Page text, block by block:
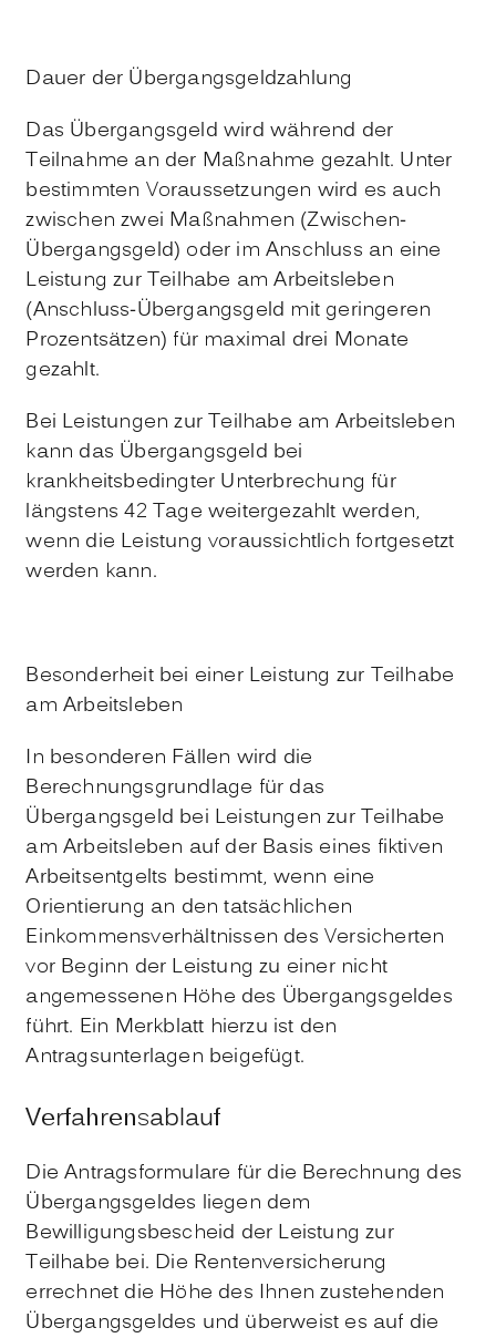
Dauer der Übergangsgeldzahlung
Das Übergangsgeld wird während der
Teilnahme an der Maßnahme gezahlt. Unter
bestimmten Voraussetzungen wird es auch
zwischen zwei Maßnahmen (Zwischen-
Übergangsgeld) oder im Anschluss an eine
Leistung zur Teilhabe am Arbeitsleben
(Anschluss-Übergangsgeld mit geringeren
Prozentsätzen) für maximal drei Monate
gezahlt.
Bei Leistungen zur Teilhabe am Arbeitsleben
kann das Übergangsgeld bei
krankheitsbedingter Unterbrechung für
längstens 42 Tage weitergezahlt werden,
wenn die Leistung voraussichtlich fortgesetzt
werden kann.
Besonderheit bei einer Leistung zur Teilhabe
am Arbeitsleben
In besonderen Fällen wird die
Berechnungsgrundlage für das
Übergangsgeld bei Leistungen zur Teilhabe
am Arbeitsleben auf der Basis eines fiktiven
Arbeitsentgelts bestimmt, wenn eine
Orientierung an den tatsächlichen
Einkommensverhältnissen des Versicherten
vor Beginn der Leistung zu einer nicht
angemessenen Höhe des Übergangsgeldes
führt. Ein Merkblatt hierzu ist den
Antragsunterlagen beigefügt.
Verfahrensablauf
Die Antragsformulare für die Berechnung des
Übergangsgeldes liegen dem
Bewilligungsbescheid der Leistung zur
Teilhabe bei. Die Rentenversicherung
errechnet die Höhe des Ihnen zustehenden
Übergangsgeldes und überweist es auf die